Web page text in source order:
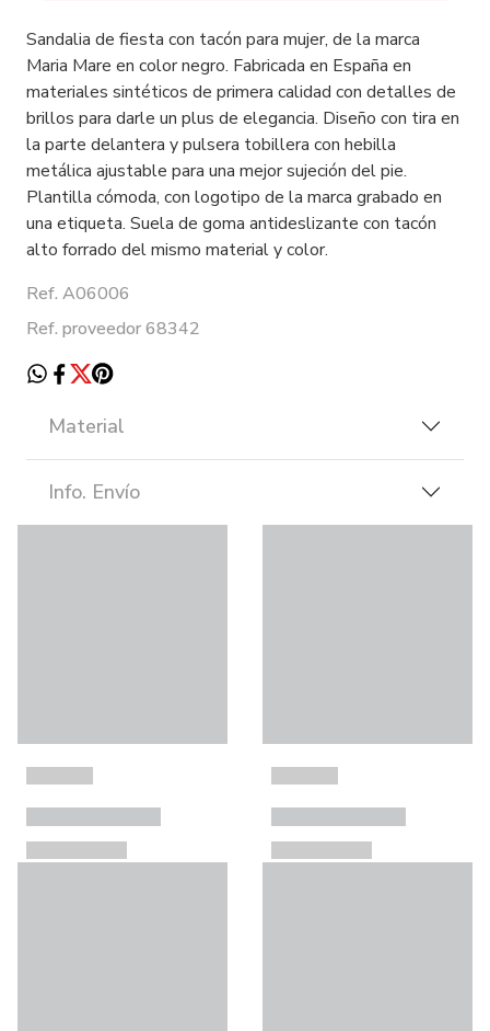
Sandalia de fiesta con tacón para mujer, de la marca
Maria Mare en color negro. Fabricada en España en
materiales sintéticos de primera calidad con detalles de
brillos para darle un plus de elegancia. Diseño con tira en
la parte delantera y pulsera tobillera con hebilla
metálica ajustable para una mejor sujeción del pie.
Plantilla cómoda, con logotipo de la marca grabado en
una etiqueta. Suela de goma antideslizante con tacón
alto forrado del mismo material y color.
Ref. A06006
Ref. proveedor 68342
Material
Info. Envío